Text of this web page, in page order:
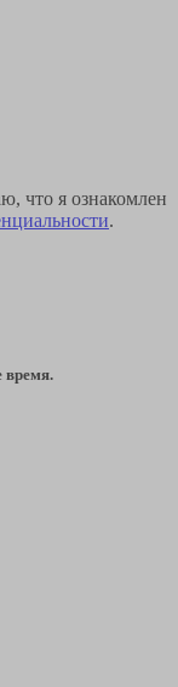
что я ознакомлен
.
время.